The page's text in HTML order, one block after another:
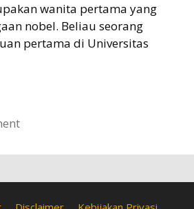
wanita pertama yang
nobel. Beliau seorang
pertama di Universitas